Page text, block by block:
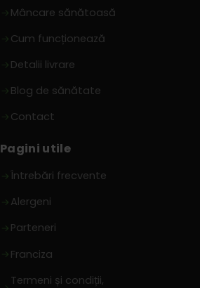
Mâncare sănătoasă
Cum funcționează
Detalii livrare
Blog de sănătate
Contact
Pagini utile
Întrebări frecvente
Alergeni
Parteneri
Franciza
Termeni și condiții,